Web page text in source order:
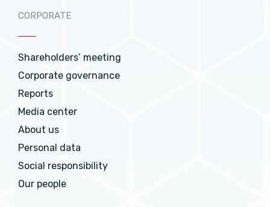
CORPORATE
Shareholders’ meeting
Corporate governance
Reports
Media center
About us
Personal data
Social responsibility
Our people